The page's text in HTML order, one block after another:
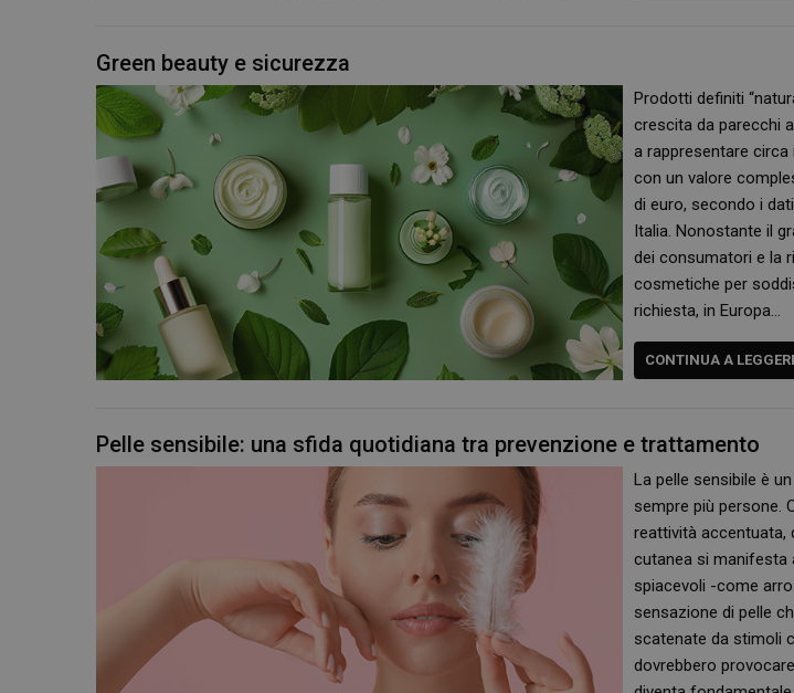
Green beauty e sicurezza
Prodotti definiti
crescita da parecchi
a rappresentare circa
con un valore
di euro, secondo i
Italia. Nonostante il
dei consumatori e la
cosmetiche per
richiesta, in Europa…
CONTINUA A
Pelle sensibile: una sfida quotidiana tra prevenzione e trattamento
La pelle sensibile è
sempre più persone.
reattività accentuata,
cutanea si manifesta
spiacevoli -come
sensazione di pelle
scatenate da stimoli
dovrebbero
_ga_YJ0035S3E9
.panoramacosmetico.it
1 anno 1
CookieScriptConsent
CookieScript
www.panoramacosmetico.it
5 mesi 3
settimane